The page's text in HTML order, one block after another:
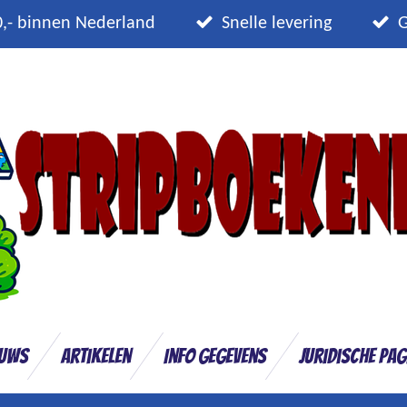
binnen Nederland Snelle levering
Artikelen Info gegevens Juridische